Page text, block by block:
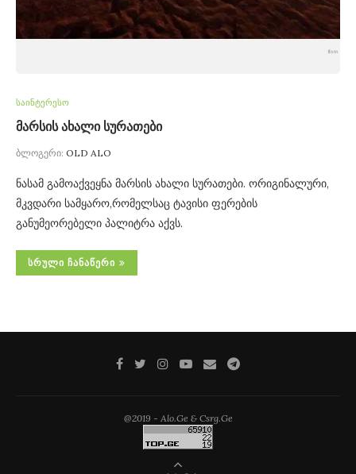
საინტერესო
მარსის ახალი სურათები
ბლოგერი: OLD ALO
ნასამ გამოაქვეყნა მარსის ახალი სურათები. ორიგინალური,
მკვდარი სამყარო,რომელსაც ტავისი ფერების
განუმეორებელი პალიტრა აქვს.
ᲡᲠᲣᲚᲘ ᲩᲐᲜᲐᲬᲔᲠᲘ
@2019 - Alo.Ge & Csrg.Ge